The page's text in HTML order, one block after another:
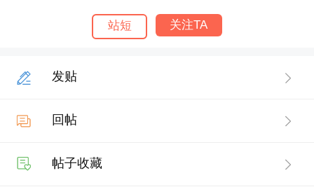
站短 关注TA
发贴
回帖
帖子收藏